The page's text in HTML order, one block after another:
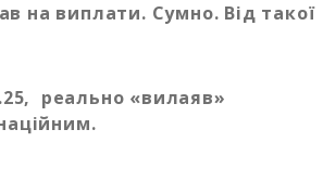
на виплати. Сумно. Від такої
реально «вилаяв»